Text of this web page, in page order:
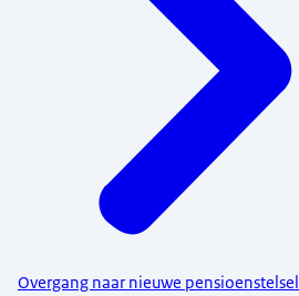
Overgang naar nieuwe pensioenstelsel